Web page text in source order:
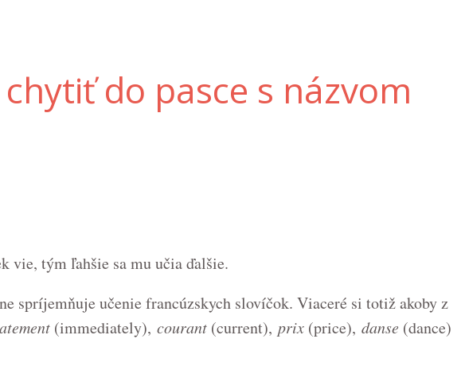
do pasce s názvom
vie, tým ľahšie sa mu učia ďalšie.
spríjemňuje učenie francúzskych slovíčok. Viaceré si totiž akoby z
(immediately), courant (current), prix (price), danse (dance)